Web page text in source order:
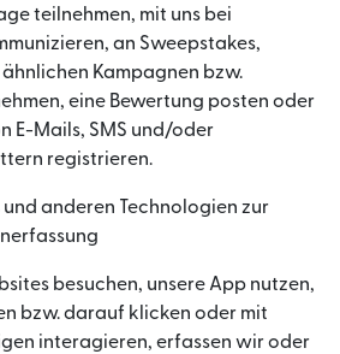
teilnehmen, mit uns bei
an Sweepstakes,
Kampagnen bzw.
eine Bewertung posten oder
E-Mails, SMS und/oder
registrieren.
anderen Technologien zur
besuchen, unsere App nutzen,
bzw. darauf klicken oder mit
interagieren, erfassen wir oder